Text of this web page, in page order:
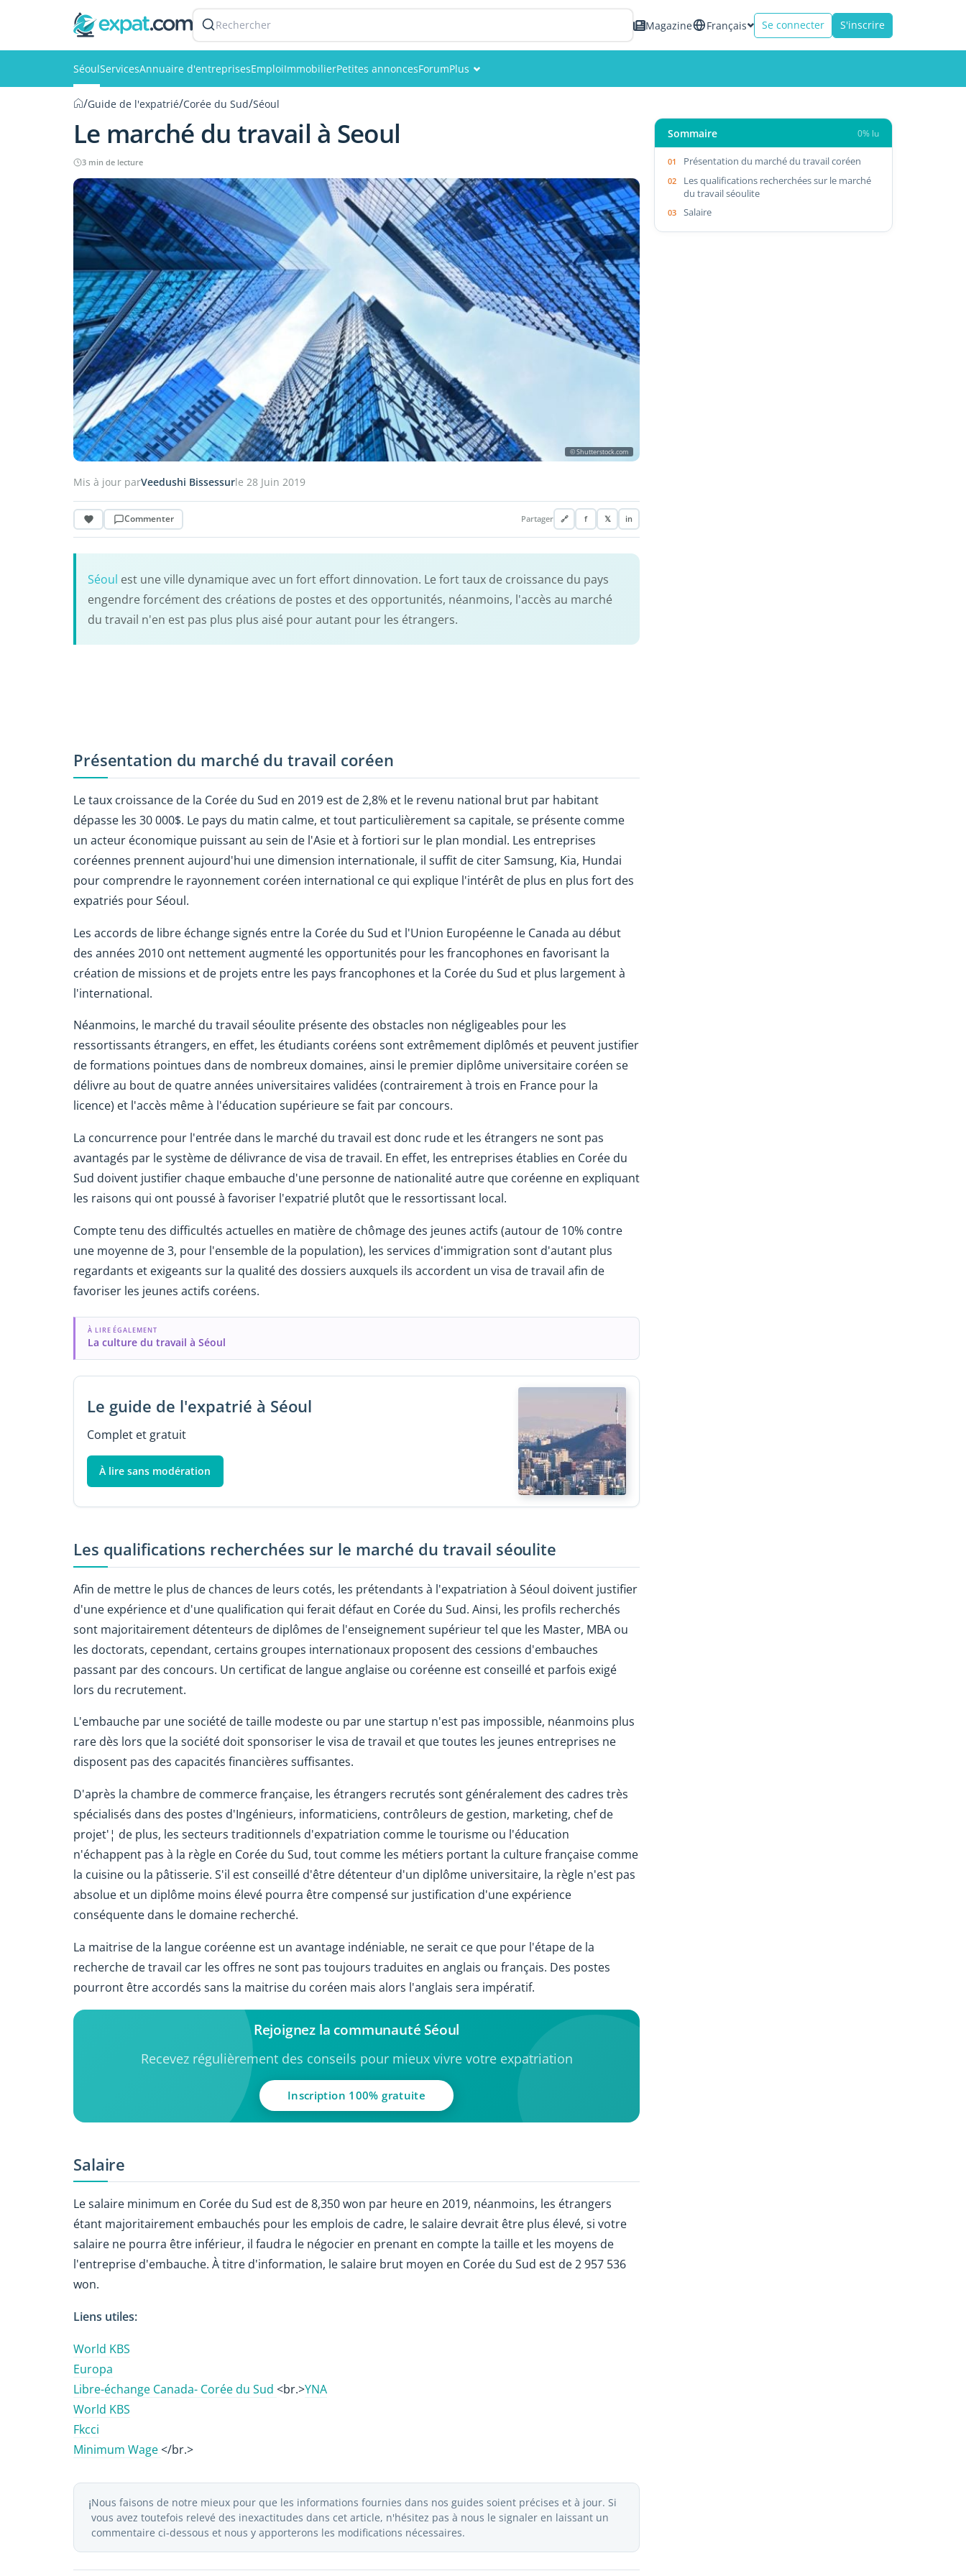
Rechercher Magazine Français Se connecter S'inscrire
SéoulServicesAnnuaire d'entreprisesEmploiImmobilierPetites annoncesForumPlus
/Guide de l'expatrié/Corée du Sud/Séoul
Le marché du travail à Seoul
3 min de lecture
© Shutterstock.com
Mis à jour parVeedushi Bissessurle 28 Juin 2019
Commenter Partager 🔗 f 𝕏 in
Séoul est une ville dynamique avec un fort effort dinnovation. Le fort taux de croissance du pays
engendre forcément des créations de postes et des opportunités, néanmoins, l'accès au marché
du travail n'en est pas plus plus aisé pour autant pour les étrangers.
Présentation du marché du travail coréen
Le taux croissance de la Corée du Sud en 2019 est de 2,8% et le revenu national brut par habitant
dépasse les 30 000$. Le pays du matin calme, et tout particulièrement sa capitale, se présente comme
un acteur économique puissant au sein de l'Asie et à fortiori sur le plan mondial. Les entreprises
coréennes prennent aujourd'hui une dimension internationale, il suffit de citer Samsung, Kia, Hundai
pour comprendre le rayonnement coréen international ce qui explique l'intérêt de plus en plus fort des
expatriés pour Séoul.
Les accords de libre échange signés entre la Corée du Sud et l'Union Européenne le Canada au début
des années 2010 ont nettement augmenté les opportunités pour les francophones en favorisant la
création de missions et de projets entre les pays francophones et la Corée du Sud et plus largement à
l'international.
Néanmoins, le marché du travail séoulite présente des obstacles non négligeables pour les
ressortissants étrangers, en effet, les étudiants coréens sont extrêmement diplômés et peuvent justifier
de formations pointues dans de nombreux domaines, ainsi le premier diplôme universitaire coréen se
délivre au bout de quatre années universitaires validées (contrairement à trois en France pour la
licence) et l'accès même à l'éducation supérieure se fait par concours.
La concurrence pour l'entrée dans le marché du travail est donc rude et les étrangers ne sont pas
avantagés par le système de délivrance de visa de travail. En effet, les entreprises établies en Corée du
Sud doivent justifier chaque embauche d'une personne de nationalité autre que coréenne en expliquant
les raisons qui ont poussé à favoriser l'expatrié plutôt que le ressortissant local.
Compte tenu des difficultés actuelles en matière de chômage des jeunes actifs (autour de 10% contre
une moyenne de 3, pour l'ensemble de la population), les services d'immigration sont d'autant plus
regardants et exigeants sur la qualité des dossiers auxquels ils accordent un visa de travail afin de
favoriser les jeunes actifs coréens.
À LIRE ÉGALEMENT
La culture du travail à Séoul
Le guide de l'expatrié à Séoul
Complet et gratuit
À lire sans modération
Les qualifications recherchées sur le marché du travail séoulite
Afin de mettre le plus de chances de leurs cotés, les prétendants à l'expatriation à Séoul doivent justifier
d'une expérience et d'une qualification qui ferait défaut en Corée du Sud. Ainsi, les profils recherchés
sont majoritairement détenteurs de diplômes de l'enseignement supérieur tel que les Master, MBA ou
les doctorats, cependant, certains groupes internationaux proposent des cessions d'embauches
passant par des concours. Un certificat de langue anglaise ou coréenne est conseillé et parfois exigé
lors du recrutement.
L'embauche par une société de taille modeste ou par une startup n'est pas impossible, néanmoins plus
rare dès lors que la société doit sponsoriser le visa de travail et que toutes les jeunes entreprises ne
disposent pas des capacités financières suffisantes.
D'après la chambre de commerce française, les étrangers recrutés sont généralement des cadres très
spécialisés dans des postes d'Ingénieurs, informaticiens, contrôleurs de gestion, marketing, chef de
projet'¦ de plus, les secteurs traditionnels d'expatriation comme le tourisme ou l'éducation
n'échappent pas à la règle en Corée du Sud, tout comme les métiers portant la culture française comme
la cuisine ou la pâtisserie. S'il est conseillé d'être détenteur d'un diplôme universitaire, la règle n'est pas
absolue et un diplôme moins élevé pourra être compensé sur justification d'une expérience
conséquente dans le domaine recherché.
La maitrise de la langue coréenne est un avantage indéniable, ne serait ce que pour l'étape de la
recherche de travail car les offres ne sont pas toujours traduites en anglais ou français. Des postes
pourront être accordés sans la maitrise du coréen mais alors l'anglais sera impératif.
Rejoignez la communauté Séoul
Recevez régulièrement des conseils pour mieux vivre votre expatriation
Inscription 100% gratuite
Salaire
Le salaire minimum en Corée du Sud est de 8,350 won par heure en 2019, néanmoins, les étrangers
étant majoritairement embauchés pour les emplois de cadre, le salaire devrait être plus élevé, si votre
salaire ne pourra être inférieur, il faudra le négocier en prenant en compte la taille et les moyens de
l'entreprise d'embauche. À titre d'information, le salaire brut moyen en Corée du Sud est de 2 957 536
won.
Liens utiles:
World KBS
Europa
Libre-échange Canada- Corée du Sud <br.>YNA
World KBS
Fkcci
Minimum Wage</br.>
ℹ️Nous faisons de notre mieux pour que les informations fournies dans nos guides soient précises et à jour. Si
vous avez toutefois relevé des inexactitudes dans cet article, n'hésitez pas à nous le signaler en laissant un
commentaire ci-dessous et nous y apporterons les modifications nécessaires.
Sommaire 0% lu
Présentation du marché du travail coréen
Les qualifications recherchées sur le marché
du travail séoulite
Salaire